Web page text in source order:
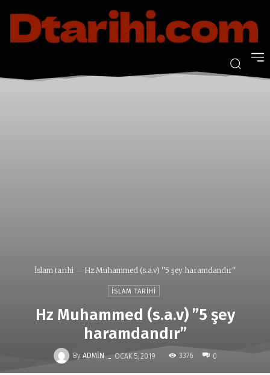
İslam tarihi Hz Muhammed (s.a.v) ''5 şey haramdandır''
İSLAM TARIHI
Hz Muhammed (s.a.v) ”5 şey
haramdandır”
By ADMIN - OCAK 5, 2019 3376 0